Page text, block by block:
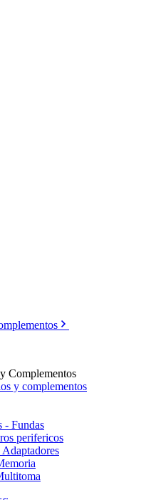
Complementos
y complementos
- Fundas
perifericos